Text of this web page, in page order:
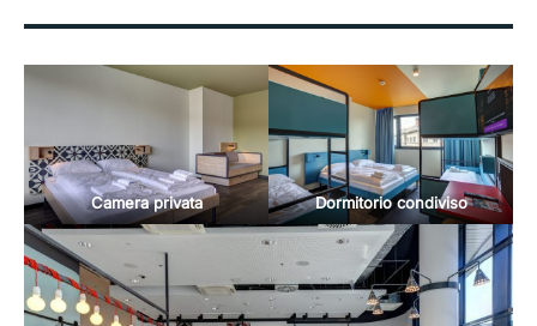
Camera privata Dormitorio condiviso